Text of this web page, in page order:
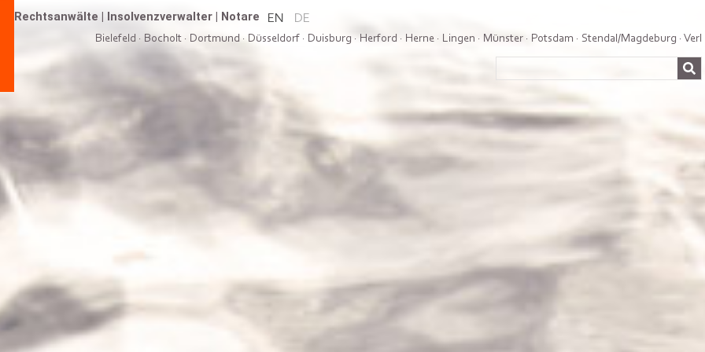
Rechtsanwälte | Insolvenzverwalter | Notare EN DE
Bielefeld · Bocholt· Dortmund· Düsseldorf· Duisburg · Herford · Herne· Lingen · Münster· Potsdam · Stendal/Magdeburg · Verl